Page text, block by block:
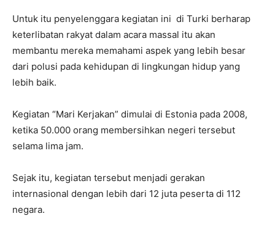
Untuk itu penyelenggara kegiatan ini di Turki berharap
keterlibatan rakyat dalam acara massal itu akan
membantu mereka memahami aspek yang lebih besar
dari polusi pada kehidupan di lingkungan hidup yang
lebih baik.
Kegiatan “Mari Kerjakan” dimulai di Estonia pada 2008,
ketika 50.000 orang membersihkan negeri tersebut
selama lima jam.
Sejak itu, kegiatan tersebut menjadi gerakan
internasional dengan lebih dari 12 juta peserta di 112
negara.